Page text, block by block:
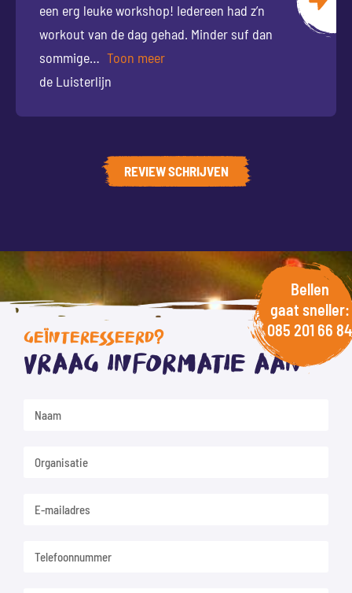
een erg leuke workshop! Iedereen had z’n
workout van de dag gehad. Minder suf dan
sommige
Toon meer
de Luisterlijn
REVIEW SCHRIJVEN
Bellen
gaat sneller:
085 201 66 84
GEÏNTERESSEERD?
Vraag informatie aan